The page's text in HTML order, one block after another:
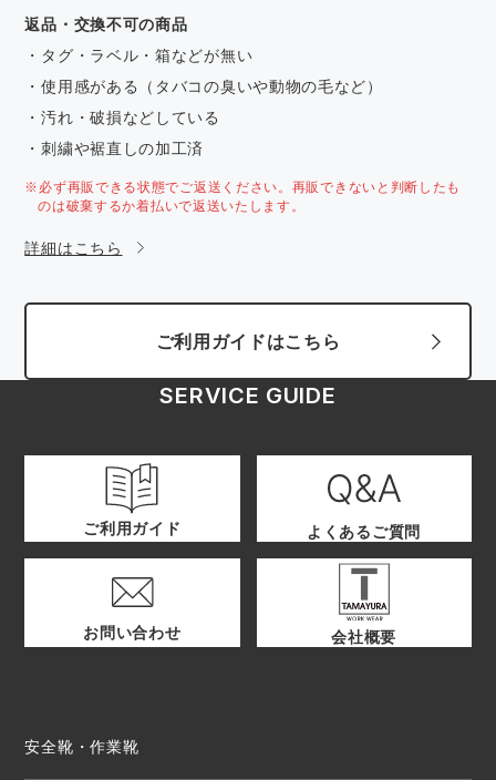
返品・交換不可の商品
・タグ・ラベル・箱などが無い
・使用感がある（タバコの臭いや動物の毛など）
・汚れ・破損などしている
・刺繍や裾直しの加工済
※必ず再販できる状態でご返送ください。再販できないと判断したも
のは破棄するか着払いで返送いたします。
詳細はこちら
ご利用ガイドはこちら
SERVICE GUIDE
ご利用ガイド よくあるご質問
お問い合わせ 会社概要
安全靴・作業靴